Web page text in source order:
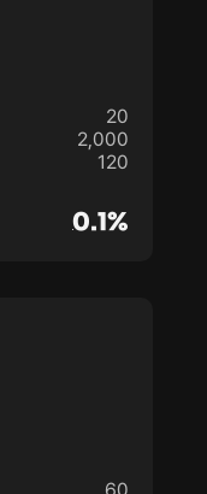
20
2,000
120
0.1%
60